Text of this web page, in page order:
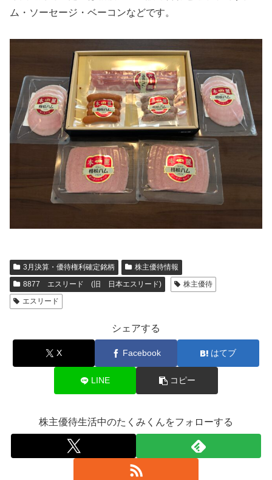
ム・ソーセージ・ベーコンなどです。
3月決算・優待権利確定銘柄
株主優待情報
8877 エスリード (旧 日本エスリード)
株主優待
エスリード
シェアする
X Facebook はてブ
LINE コピー
株主優待生活中のたくみくんをフォローする